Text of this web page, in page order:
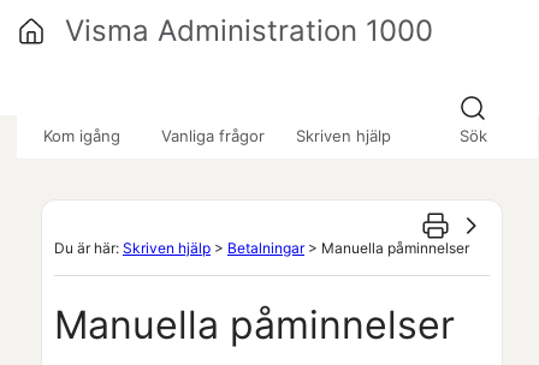
Kom igång Vanliga frågor Skriven hjälp Sök
Visma Administration 1000
Du är här: Skriven hjälp > Betalningar> Manuella påminnelser
Manuella påminnelser